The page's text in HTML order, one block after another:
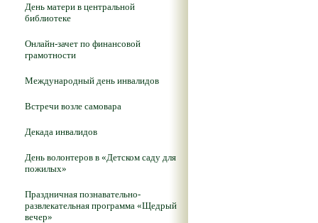
День матери в центральной
библиотеке
Онлайн-зачет по финансовой
грамотности
Международный день инвалидов
Встречи возле самовара
Декада инвалидов
День волонтеров в «Детском саду для
пожилых»
Праздничная познавательно-
развлекательная программа «Щедрый
вечер»